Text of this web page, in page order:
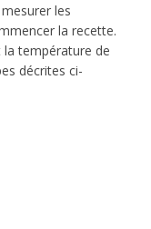
les
la recette.
température de
décrites ci-